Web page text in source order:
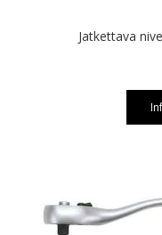
Jatkettava